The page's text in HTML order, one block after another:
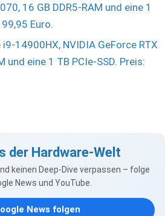
16 GB DDR5-RAM und eine 1
Euro.
14900HX, NVIDIA GeForce RTX
und eine 1 TB PCIe-SSD. Preis:
der Hardware-Welt
keinen Deep-Dive verpassen – folge
News und YouTube.
News folgen